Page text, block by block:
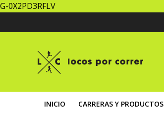
G-0X2PD3RFLV
INICIO CARRERAS Y PRODUCTOS